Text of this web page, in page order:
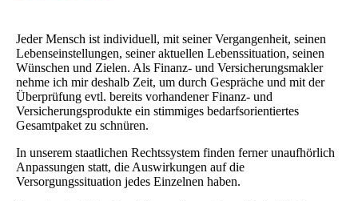
Jeder Mensch ist individuell, mit seiner Vergangenheit, seinen
Lebenseinstellungen, seiner aktuellen Lebenssituation, seinen
Wünschen und Zielen. Als Finanz- und Versicherungsmakler
nehme ich mir deshalb Zeit, um durch Gespräche und mit der
Überprüfung evtl. bereits vorhandener Finanz- und
Versicherungsprodukte ein stimmiges bedarfsorientiertes
Gesamtpaket zu schnüren.
In unserem staatlichen Rechtssystem finden ferner unaufhörlich
Anpassungen statt, die Auswirkungen auf die
Versorgungssituation jedes Einzelnen haben.